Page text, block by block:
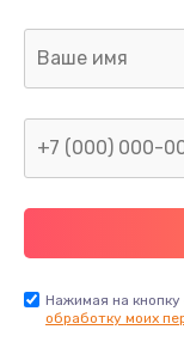
Нажимая на
обработку моих